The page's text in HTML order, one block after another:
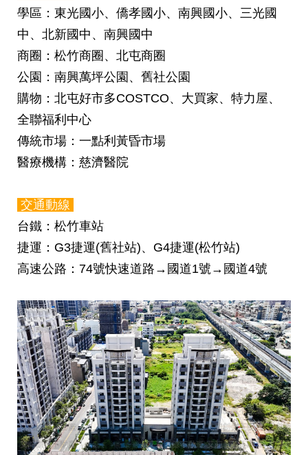
學區 ：東光國小、僑孝國小、南興國小、三光國
中、北新國中、南興國中
商圈 ：松竹商圈、北屯商圈
公園 ：南興萬坪公園、舊社公園
購物 ：北屯好市多COSTCO、大買家、特力屋、
全聯福利中心
傳統市場 ：一點利黃昏市場
醫療機構 ：慈濟醫院
交通動線
台鐵 ：松竹車站
捷運 ：G3捷運(舊社站)、G4捷運(松竹站)
高速公路： 74號快速道路→國道1號→國道4號